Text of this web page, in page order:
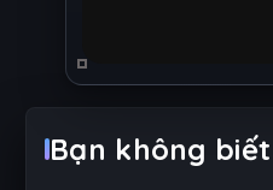
Bạn không